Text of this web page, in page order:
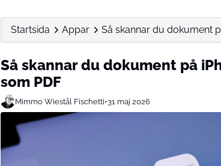
Startsida Appar Så skannar du dokument
Så skannar du dokument på
som PDF
Mimmo Wiestål Fischetti•31 maj 2026